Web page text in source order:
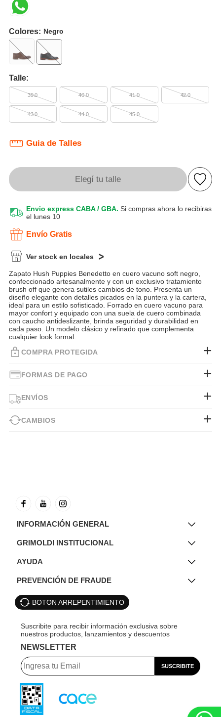
Colores: Negro
Talle:
39.0 40.0 41.0 42.0
43.0 44.0 45.0
Guia de Talles
Elegí tu talle
Envio express CABA / GBA. Si compras ahora lo recibiras
el lunes 10
Envío Gratis
Ver stock en locales
Zapato Hush Puppies Benedetto en cuero vacuno soft negro,
confeccionado artesanalmente y con un exclusivo tratamiento
brush off que genera sutiles cambios de tono. Presenta un
diseño elegante con detalles picados en la puntera y la cartera,
ideal para un estilo sofisticado. Forrado en cuero vacuno para
mayor confort y equipado con una suela de cuero combinada
con caucho antideslizante, brinda seguridad y durabilidad en
cada paso. Un modelo clásico y refinado que complementa
cualquier look formal.
COMPRA PROTEGIDA
FORMAS DE PAGO
ENVÍOS
CAMBIOS
INFORMACIÓN GENERAL
GRIMOLDI INSTITUCIONAL
AYUDA
PREVENCIÓN DE FRAUDE
BOTON ARREPENTIMIENTO
NEWSLETTER